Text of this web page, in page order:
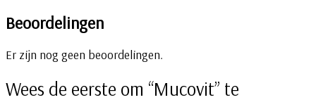
Beoordelingen
Er zijn nog geen beoordelingen.
Wees de eerste om “Mucovit” te